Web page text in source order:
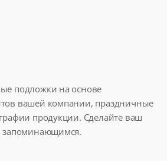
подложки на основе
вашей компании, праздничные
продукции. Сделайте ваш
запоминающимся.